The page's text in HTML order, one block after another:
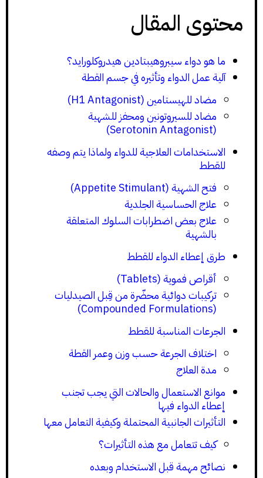
محتوى المقال
ما هو دواء سيبروهيبتادين هيدروكلورايد؟
آلية عمل الدواء وتأثيره في جسم القطة
مضاد للهيستامين (H1 Antagonist)
مضاد للسيروتونين ومحفز للشهية
(Serotonin Antagonist)
الاستخدامات العلاجية للدواء ولماذا يتم وصفه
للقطط
فتح الشهية (Appetite Stimulant)
علاج الحساسية الجلدية
علاج بعض اضطرابات السلوك المتعلقة
بالشهية
طرق إعطاء الدواء للقطط
أقراص فموية (Tablets)
تركيبات دوائية محضّرة من قِبل الصيدليات
(Compounded Formulations)
الجرعات المناسبة للقطط
اختلاف الجرعة حسب وزن وعمر القطة
مدة العلاج
موانع الاستعمال والحالات التي يجب تجنب
إعطاء الدواء فيها
التأثيرات الجانبية المحتملة وكيفية التعامل معها
كيف تتعامل مع هذه التأثيرات؟
نصائح مهمة قبل الاستخدام وبعده